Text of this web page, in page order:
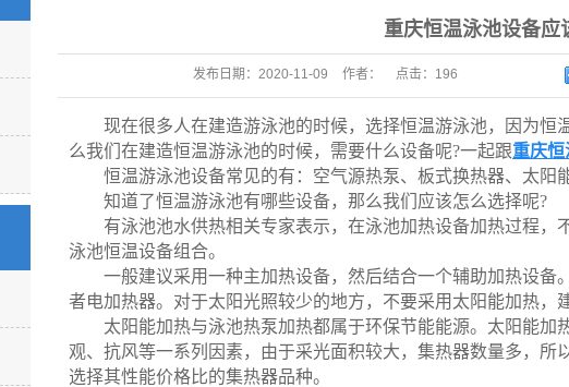
水质监
泳池
泳池
水景鱼
重庆恒温泳池设备应
发布日期： 2020-11-09 作者： 点击： 196
现在很多人在建造游泳池的时候，选择恒温游泳池，因为恒
么我们在建造恒温游泳池的时候，需要什么设备呢?一起跟重庆
恒温游泳池设备常见的有：空气源热泵、板式换热器、太阳
知道了恒温游泳池有哪些设备，那么我们应该怎么选择呢?
有泳池池水供热相关专家表示，在泳池加热设备加热过程，
泳池恒温设备组合。
一般建议采用一种主加热设备，然后结合一个辅助加热设备
者电加热器。对于太阳光照较少的地方，不要采用太阳能加热，
太阳能加热与泳池热泵加热都属于环保节能能源。太阳能加
观、抗风等一系列因素，由于采光面积较大，集热器数量多，所
选择其性能价格比的集热器品种。